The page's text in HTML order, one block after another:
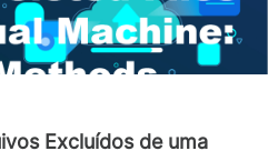
Excluídos de uma